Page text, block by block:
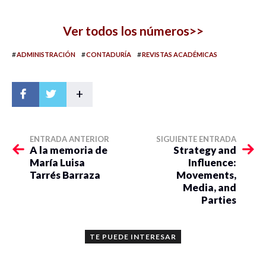
Ver todos los números>>
#ADMINISTRACIÓN #CONTADURÍA #REVISTAS ACADÉMICAS
+
ENTRADA ANTERIOR
A la memoria de
María Luisa
Tarrés Barraza
SIGUIENTE ENTRADA
Strategy and
Influence:
Movements,
Media, and
Parties
TE PUEDE INTERESAR